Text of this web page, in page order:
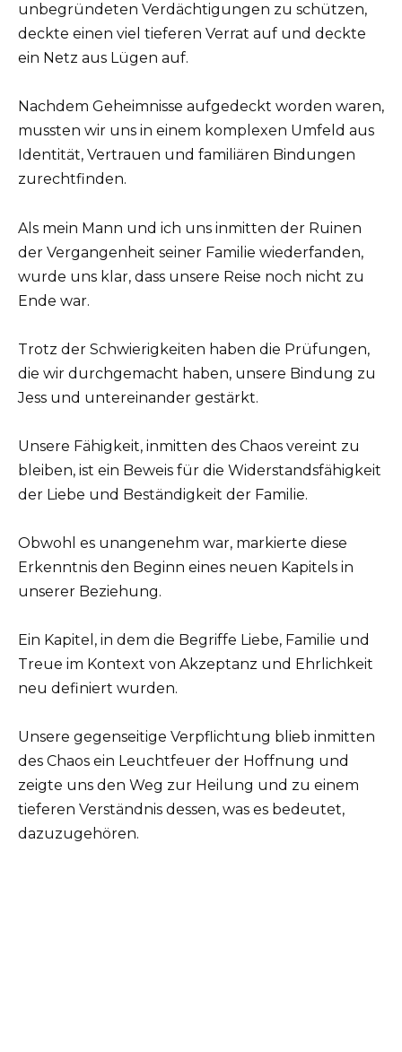
unbegründeten Verdächtigungen zu schützen,
deckte einen viel tieferen Verrat auf und deckte
ein Netz aus Lügen auf.
Nachdem Geheimnisse aufgedeckt worden waren,
mussten wir uns in einem komplexen Umfeld aus
Identität, Vertrauen und familiären Bindungen
zurechtfinden.
Als mein Mann und ich uns inmitten der Ruinen
der Vergangenheit seiner Familie wiederfanden,
wurde uns klar, dass unsere Reise noch nicht zu
Ende war.
Trotz der Schwierigkeiten haben die Prüfungen,
die wir durchgemacht haben, unsere Bindung zu
Jess und untereinander gestärkt.
Unsere Fähigkeit, inmitten des Chaos vereint zu
bleiben, ist ein Beweis für die Widerstandsfähigkeit
der Liebe und Beständigkeit der Familie.
Obwohl es unangenehm war, markierte diese
Erkenntnis den Beginn eines neuen Kapitels in
unserer Beziehung.
Ein Kapitel, in dem die Begriffe Liebe, Familie und
Treue im Kontext von Akzeptanz und Ehrlichkeit
neu definiert wurden.
Unsere gegenseitige Verpflichtung blieb inmitten
des Chaos ein Leuchtfeuer der Hoffnung und
zeigte uns den Weg zur Heilung und zu einem
tieferen Verständnis dessen, was es bedeutet,
dazuzugehören.